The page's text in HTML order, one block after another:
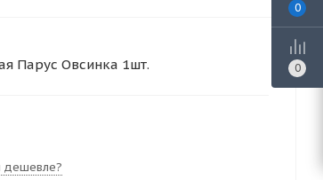
Парус Овсинка 1шт.
0
0